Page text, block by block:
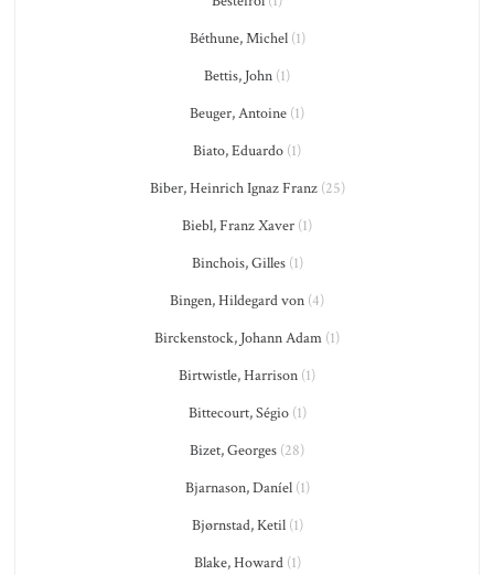
Béthune, Michel(1)
Bettis, John (1)
Beuger, Antoine (1)
Biato, Eduardo (1)
Biber, Heinrich Ignaz Franz(25)
Biebl, Franz Xaver (1)
Binchois, Gilles(1)
Bingen, Hildegard von (4)
Birckenstock, Johann Adam (1)
Birtwistle, Harrison (1)
Bittecourt, Ségio(1)
Bizet, Georges (28)
Bjarnason, Daníel(1)
Bjørnstad, Ketil(1)
Blake, Howard(1)